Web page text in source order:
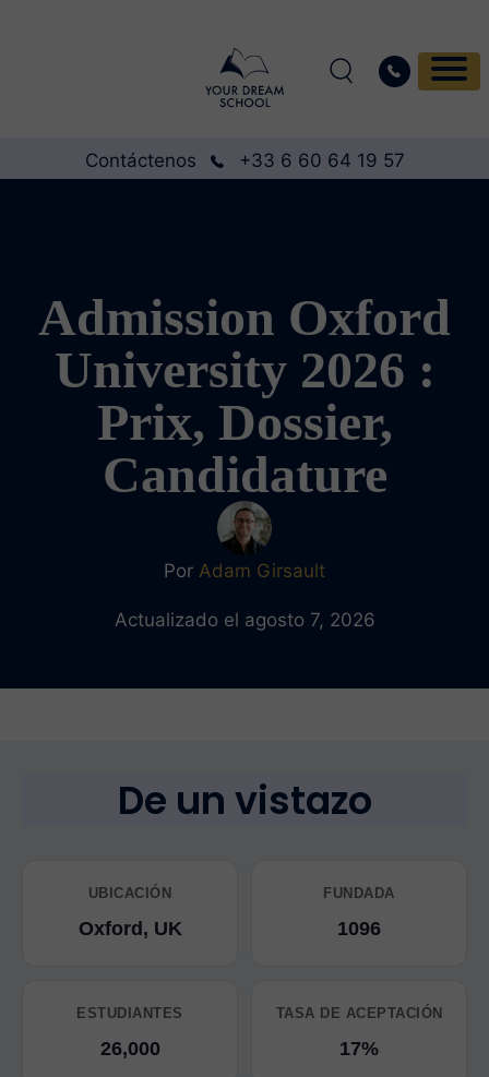
Contáctenos +33 6 60 64 19 57
Admission Oxford
University 2026 :
Prix, Dossier,
Candidature
Por Adam Girsault
Actualizado el agosto 7, 2026
De un vistazo
UBICACIÓN
Oxford, UK
FUNDADA
1096
ESTUDIANTES
26,000
TASA DE ACEPTACIÓN
17%